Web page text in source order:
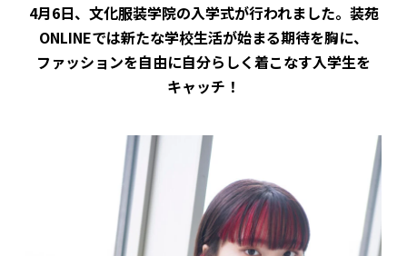
4月6日、文化服装学院の入学式が行われました。 装苑
ONLINEでは新たな学校生活が始まる期待を胸に、
ファッションを自由に自分らしく着こなす入学生を
キャッチ！